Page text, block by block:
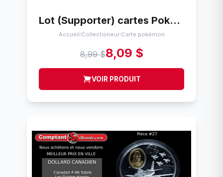
Lot (Supporter) cartes Pokemon (13) Moitiee Coreen carte pokemon
Accueil/Collectioneur/Carte pokémon
8,99 $8,09 $
VOIR PRODUIT